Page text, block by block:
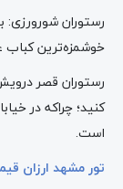
خوشمزه‌ترین کباب
رستوران قصر
است.
تور مشهد ارزان